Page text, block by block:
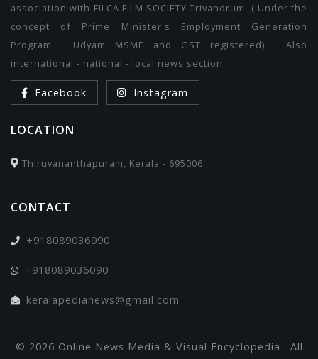
association with FILCA FILM SOCIETY Trivandrum. ( Under the
concept of Prime Minister's Employment Generation
Program . Udyam MSME and GST registered) . Also
international - national - local news section.
Facebook Instagram
LOCATION
Thiruvananthapuram, Kerala - 695006
CONTACT
+918089036090
+918089036090
keralapedianews@gmail.com
© 2026 Online News Media & Visual Encyclopedia . All